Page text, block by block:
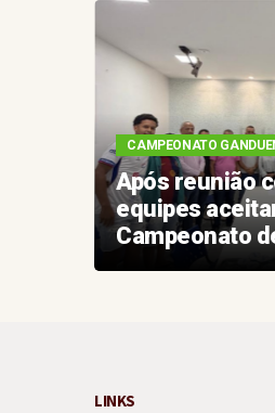
CAMPEONATO
Após reunião
equipes
Campeonato
é mantido
LINKS